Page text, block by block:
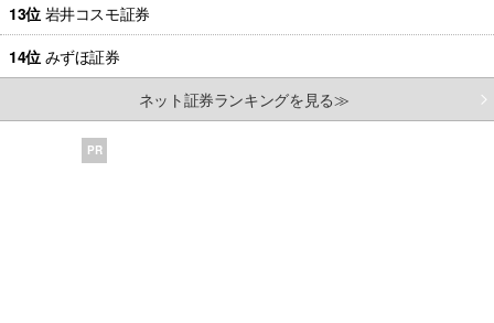
13位 岩井コスモ証券
14位 みずほ証券
ネット証券ランキングを見る≫
PR